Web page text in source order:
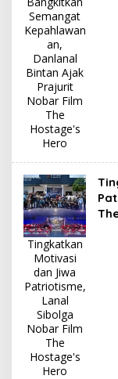
Semangat
Kepahlawan
an,
Danlanal
Bintan Ajak
Prajurit
Nobar Film
The
Hostage's
Hero
Tingkatkan
Motivasi
dan Jiwa
Patriotisme,
Lanal
Sibolga
Nobar Film
The
Hostage's
Hero